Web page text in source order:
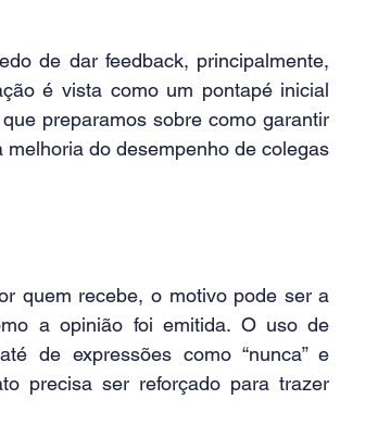
de dar feedback, principalmente,
é vista como um pontapé inicial
preparamos sobre como garantir
melhoria do desempenho de colegas
quem recebe, o motivo pode ser a
a opinião foi emitida. O uso de
de expressões como “nunca” e
precisa ser reforçado para trazer